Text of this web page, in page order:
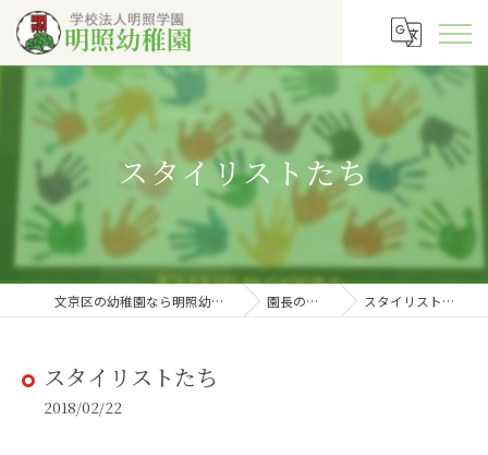
スタイリストたち
文京区の幼稚園なら明照幼稚園 園長の徒然 スタイリストたち
スタイリストたち
2018/02/22